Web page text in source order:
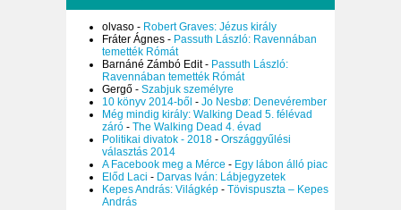
olvaso - Robert Graves: Jézus király
Fráter Ágnes - Passuth László: Ravennában
temették Rómát
Barnáné Zámbó Edit- Passuth László:
Ravennában temették Rómát
Gergő - Szabjuk személyre
10 könyv 2014-ből - Jo Nesbø: Denevérember
Még mindig király: Walking Dead 5. félévad
záró - The Walking Dead 4. évad
Politikai divatok - 2018 - Országgyűlési
választás 2014
A Facebook meg a Mérce - Egy lábon álló piac
Előd Laci - Darvas Iván: Lábjegyzetek
Kepes András: Világkép - Tövispuszta – Kepes
András